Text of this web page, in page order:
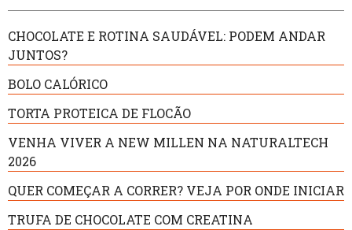
CHOCOLATE E ROTINA SAUDÁVEL: PODEM ANDAR
JUNTOS?
BOLO CALÓRICO
TORTA PROTEICA DE FLOCÃO
VENHA VIVER A NEW MILLEN NA NATURALTECH
2026
QUER COMEÇAR A CORRER? VEJA POR ONDE INICIAR
TRUFA DE CHOCOLATE COM CREATINA